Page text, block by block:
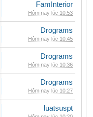
FamInterior
Hôm nay lúc 10:53
Drograms
Hôm nay lúc 10:45
Drograms
Hôm nay lúc 10:36
Drograms
Hôm nay lúc 10:27
luatsuspt